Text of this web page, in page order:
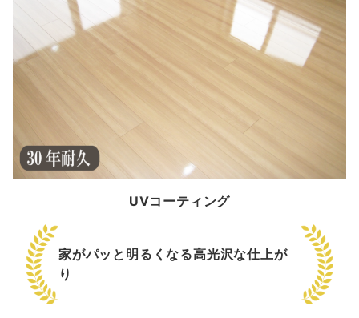
UVコーティング
家がパッと明るくなる高光沢な仕上が
り